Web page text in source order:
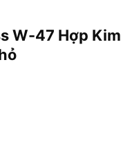
W-47 Hợp Kim